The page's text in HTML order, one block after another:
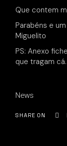
Que contem
Parabéns e
Miguelito
PS: Anexo
que tragam cá.
News
SHARE ON